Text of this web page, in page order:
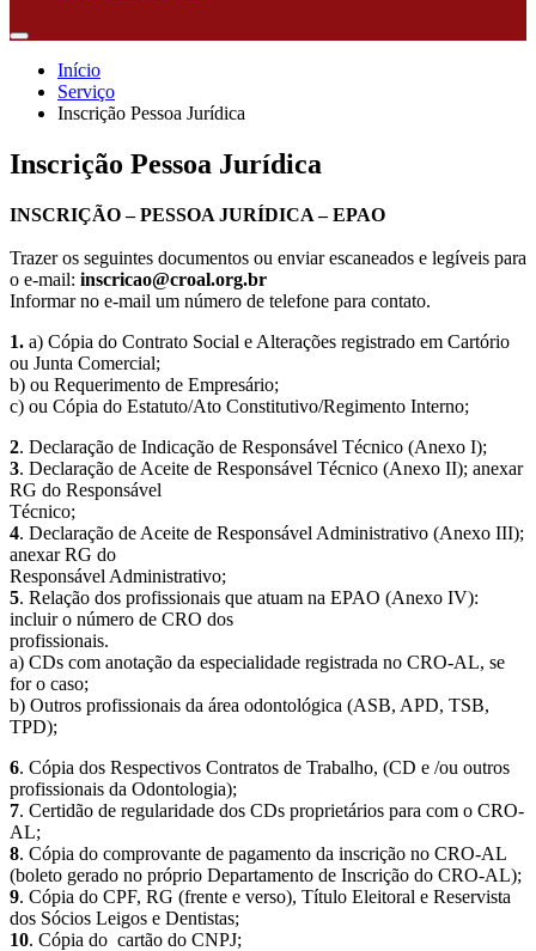
Início
Serviço
Inscrição Pessoa Jurídica
Inscrição Pessoa Jurídica
INSCRIÇÃO – PESSOA JURÍDICA – EPAO
Trazer os seguintes documentos ou enviar escaneados e legíveis para
o e-mail: inscricao@croal.org.br
Informar no e-mail um número de telefone para contato.
1. a) Cópia do Contrato Social e Alterações registrado em Cartório
ou Junta Comercial;
b) ou Requerimento de Empresário;
c) ou Cópia do Estatuto/Ato Constitutivo/Regimento Interno;
2. Declaração de Indicação de Responsável Técnico (Anexo I);
3. Declaração de Aceite de Responsável Técnico (Anexo II); anexar
RG do Responsável
Técnico;
4. Declaração de Aceite de Responsável Administrativo (Anexo III);
anexar RG do
Responsável Administrativo;
5. Relação dos profissionais que atuam na EPAO (Anexo IV):
incluir o número de CRO dos
profissionais.
a) CDs com anotação da especialidade registrada no CRO-AL, se
for o caso;
b) Outros profissionais da área odontológica (ASB, APD, TSB,
TPD);
6. Cópia dos Respectivos Contratos de Trabalho, (CD e /ou outros
profissionais da Odontologia);
7. Certidão de regularidade dos CDs proprietários para com o CRO-
AL;
8. Cópia do comprovante de pagamento da inscrição no CRO-AL
(boleto gerado no próprio Departamento de Inscrição do CRO-AL);
9. Cópia do CPF, RG (frente e verso), Título Eleitoral e Reservista
dos Sócios Leigos e Dentistas;
10. Cópia do cartão do CNPJ;